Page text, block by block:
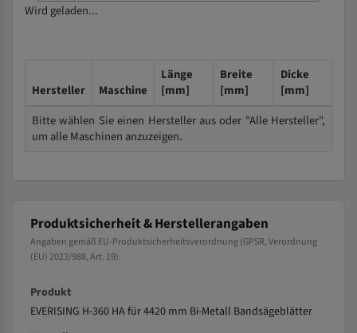
Wird geladen...
Hersteller Maschine
Länge
[mm]
Breite
[mm]
Dicke
[mm]
Bitte wählen Sie einen Hersteller aus oder "Alle Hersteller",
um alle Maschinen anzuzeigen.
Produktsicherheit & Herstellerangaben
Angaben gemäß EU-Produktsicherheitsverordnung (GPSR, Verordnung
(EU) 2023/988, Art. 19).
Produkt
EVERISING H-360 HA für 4420 mm Bi-Metall Bandsägeblätter